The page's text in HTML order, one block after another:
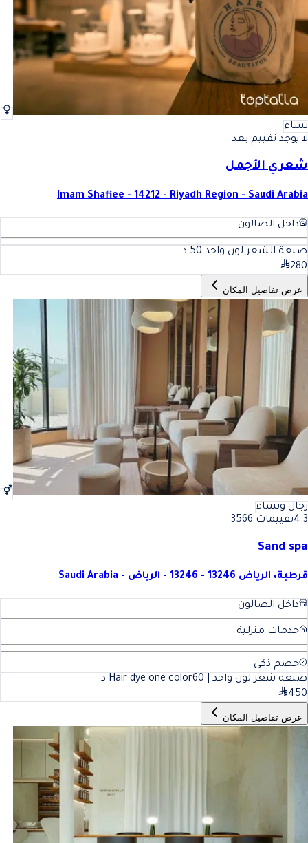
نساء
لا يوجد تقييم بعد
شعري الأجمل
Imam Shafiee - 14212 - Riyadh Region - Saudi Arabia
داخل الصالون
صبغة الشعر لون واحد 50 د
280
عرض تفاصيل المكان
رجال ونساء
4.3تقييمات 3566
Sand spa
قرطبة، الرياض 13246 - 13246 - الرياض - Saudi Arabia
داخل الصالون
خدمات منزلية
خصم ذكي
صبغة شعر لون واحد | Hair dye one color 60
د
450
عرض تفاصيل المكان